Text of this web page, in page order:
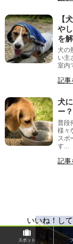
いいね！し
【
や
を
犬の
い主
室内
記事
犬
ー
普段
様々
スポ
す...
記事
スポット